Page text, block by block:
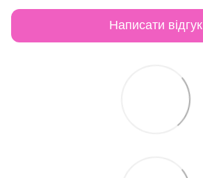
Написати відгук